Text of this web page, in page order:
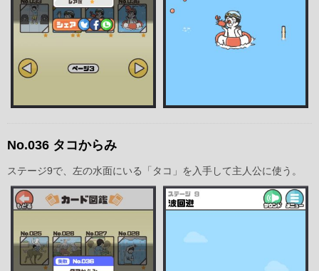
No.036 タコからみ
ステージ9で、左の水面にいる「タコ」を入手して主人公に使う。